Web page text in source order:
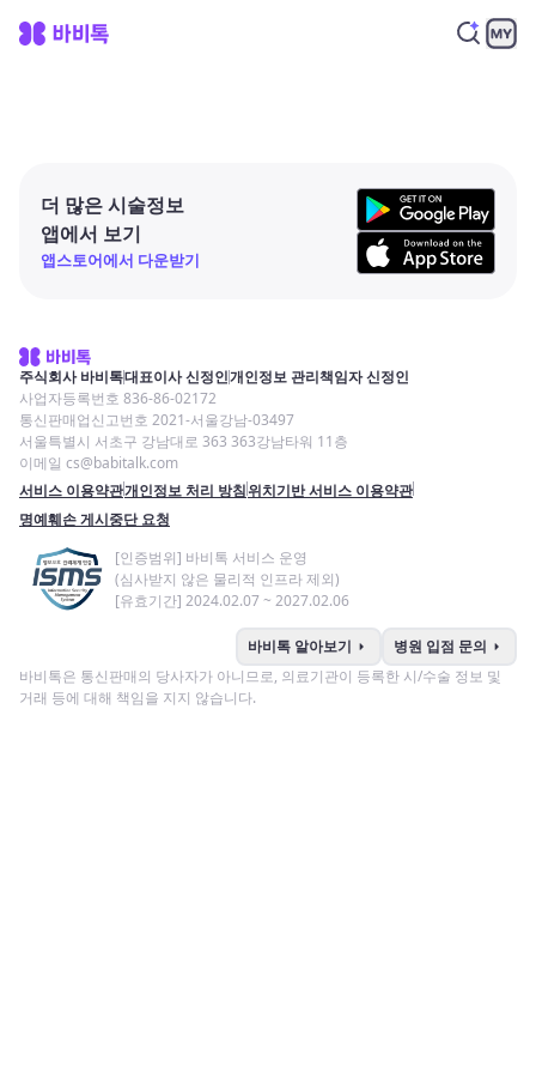
더 많은 시술정보
앱에서 보기
앱스토어에서 다운받기
주식회사 바비톡대표이사 신정인개인정보 관리책임자 신정인
사업자등록번호 836-86-02172
통신판매업신고번호 2021-서울강남-03497
서울특별시 서초구 강남대로 363 363강남타워 11층
이메일 cs@babitalk.com
서비스 이용약관개인정보 처리 방침위치기반 서비스 이용약관
명예훼손 게시중단 요청
[인증범위] 바비톡 서비스 운영
(심사받지 않은 물리적 인프라 제외)
[유효기간] 2024.02.07 ~ 2027.02.06
바비톡 알아보기 arrow_right 병원 입점 문의 arrow_right
바비톡은 통신판매의 당사자가 아니므로, 의료기관이 등록한 시/수술 정보 및
거래 등에 대해 책임을 지지 않습니다.